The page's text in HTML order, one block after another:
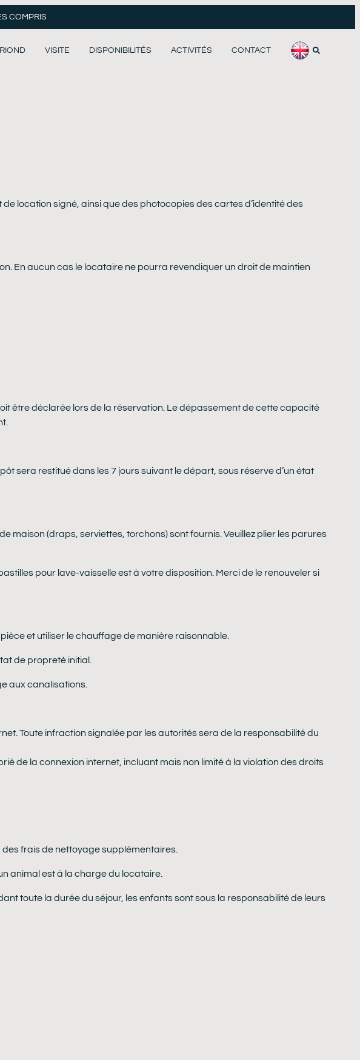
COMPRIS
VISITE DISPONIBILITÉS ACTIVITÉS CONTACT
location signé, ainsi que des photocopies des cartes d’identité des
En aucun cas le locataire ne pourra revendiquer un droit de maintien
être déclarée lors de la réservation. Le dépassement de cette capacité
sera restitué dans les 7 jours suivant le départ, sous réserve d’un état
maison (draps, serviettes, torchons) sont fournis. Veuillez plier les parures
pour lave-vaisselle est à votre disposition. Merci de le renouveler si
et utiliser le chauffage de manière raisonnable.
de propreté initial.
aux canalisations.
Toute infraction signalée par les autorités sera de la responsabilité du
de la connexion internet, incluant mais non limité à la violation des droits
frais de nettoyage supplémentaires.
animal est à la charge du locataire.
toute la durée du séjour, les enfants sont sous la responsabilité de leurs